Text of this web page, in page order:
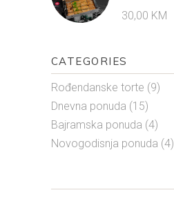
30,00 KM
CATEGORIES
Rođendanske torte (9)
Dnevna ponuda (15)
Bajramska ponuda (4)
Novogodisnja ponuda (4)